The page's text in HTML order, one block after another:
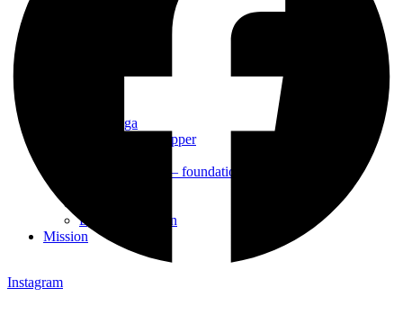
Daglediga
Gemenskapsgrupper
Lärjungaskolan – foundation
Björkenäsveckan
Mission
Instagram